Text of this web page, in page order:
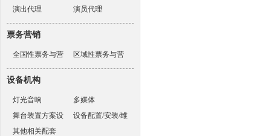
演出代理
演员代理
票务营销
全国性票务与营
销机构
区域性票务与营
销机构
设备机构
灯光音响
多媒体
舞台装置方案设
计
设备配置/安装/维
其他相关配套